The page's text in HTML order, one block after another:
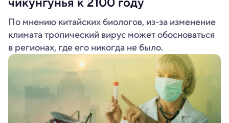
По мнению китайских биологов, из-за изменение
климата тропический вирус может обосноваться
в регионах, где его никогда не было.